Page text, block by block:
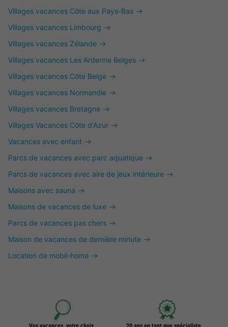
Villages vacances Côte aux Pays-Bas
Villages vacances Limbourg
Villages vacances Zélande
Villages vacances Les Ardenne Belges
Villages vacances Côte Belge
Villages vacances Normandie
Villages vacances Bretagne
Villages Vacances Côte d'Azur
Vacances avec enfant
Parcs de vacances avec parc aquatique
Parcs de vacances avec aire de jeux intérieure
Maisons avec sauna
Maisons de vacances de luxe
Parcs de vacances pas chers
Maison de vacances de dernière minute
Location de mobil-home